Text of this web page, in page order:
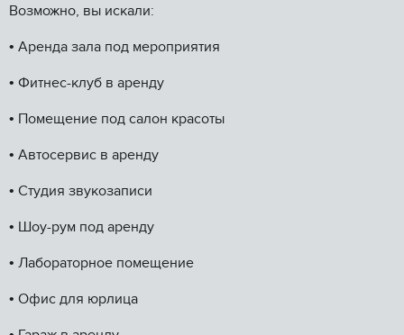
Возможно, вы искали:
•⁠ ⁠Аренда зала под мероприятия
•⁠ ⁠Фитнес-клуб в аренду
•⁠ ⁠Помещение под салон красоты
•⁠ ⁠Автосервис в аренду
•⁠ ⁠Студия звукозаписи
•⁠ ⁠Шоу-рум под аренду
•⁠ ⁠Лабораторное помещение
•⁠ ⁠Офис для юрлица